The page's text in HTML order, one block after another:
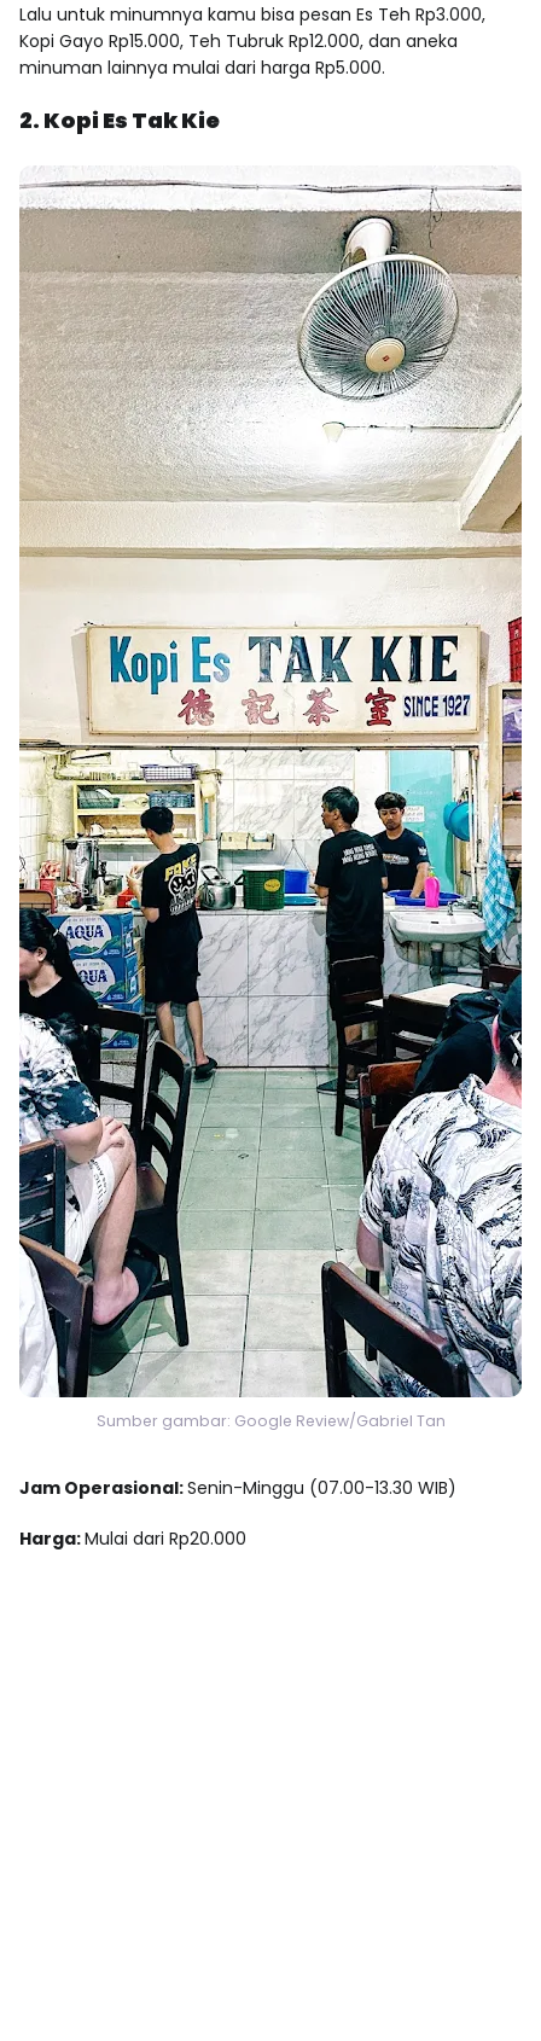
Lalu untuk minumnya kamu bisa pesan Es Teh Rp3.000,
Kopi Gayo Rp15.000, Teh Tubruk Rp12.000, dan aneka
minuman lainnya mulai dari harga Rp5.000.
2. Kopi Es Tak Kie
Sumber gambar: Google Review/Gabriel Tan
Jam Operasional:Senin-Minggu (07.00-13.30 WIB)
Harga:Mulai dari Rp20.000